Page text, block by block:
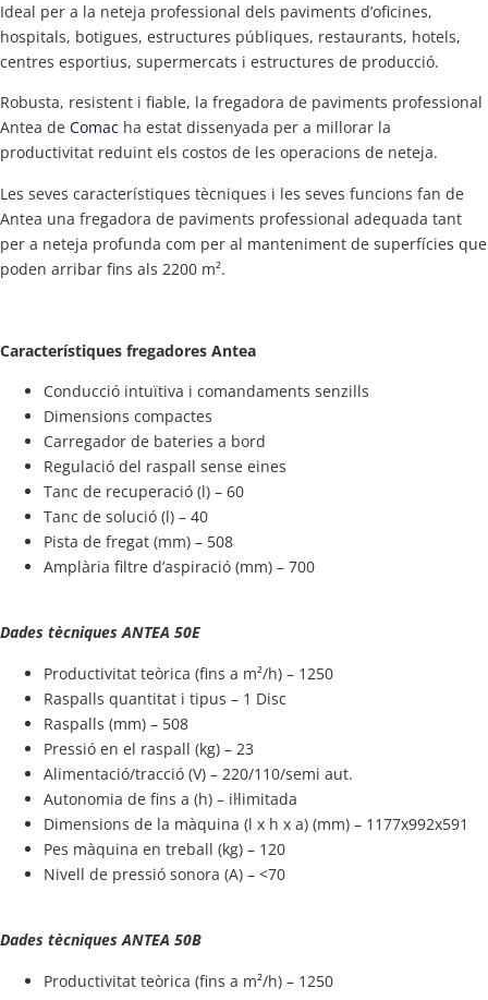
Ideal per a la neteja professional dels paviments d’oficines,
hospitals, botigues, estructures públiques, restaurants, hotels,
centres esportius, supermercats i estructures de producció.
Robusta, resistent i fiable, la fregadora de paviments professional
Antea de Comac ha estat dissenyada per a millorar la
productivitat reduint els costos de les operacions de neteja.
Les seves característiques tècniques i les seves funcions fan de
Antea una fregadora de paviments professional adequada tant
per a neteja profunda com per al manteniment de superfícies que
poden arribar fins als 2200 m².
Característiques fregadores Antea
Conducció intuïtiva i comandaments senzills
Dimensions compactes
Carregador de bateries a bord
Regulació del raspall sense eines
Tanc de recuperació (l) – 60
Tanc de solució (l) – 40
Pista de fregat (mm) – 508
Amplària filtre d’aspiració (mm) – 700
Dades tècniques ANTEA 50E
Productivitat teòrica (fins a m²/h) – 1250
Raspalls quantitat i tipus – 1 Disc
Raspalls (mm) – 508
Pressió en el raspall (kg) – 23
Alimentació/tracció (V) – 220/110/semi aut.
Autonomia de fins a (h) – il·limitada
Dimensions de la màquina (l x h x a) (mm) – 1177x992x591
Pes màquina en treball (kg) – 120
Nivell de pressió sonora (A) – <70
Dades tècniques ANTEA 50B
Productivitat teòrica (fins a m²/h) – 1250